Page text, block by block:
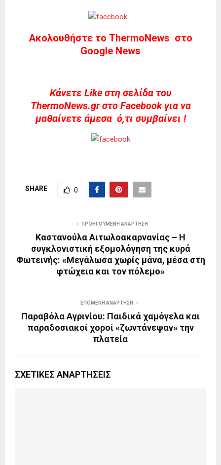
Ακολουθήστε το ThermoNews στο
Google News
Kάνετε Like στη σελίδα του
ThermoNews.gr στο Facebook για να
μαθαίνετε άμεσα ό,τι συμβαίνει !
SHARE 0
ΠΡΟΗΓΟΎΜΕΝΗ ΑΝΆΡΤΗΣΗ
Καστανούλα Αιτωλοακαρνανίας – Η
συγκλονιστική εξομολόγηση της κυρά
Φωτεινής: «Μεγάλωσα χωρίς μάνα, μέσα στη
φτώχεια και τον πόλεμο»
ΕΠΌΜΕΝΗ ΑΝΆΡΤΗΣΗ
Παραβόλα Αγρινίου: Παιδικά χαμόγελα και
παραδοσιακοί χοροί «ζωντάνεψαν» την
πλατεία
ΣΧΕΤΙΚΈΣ ΑΝΑΡΤΉΣΕΙΣ